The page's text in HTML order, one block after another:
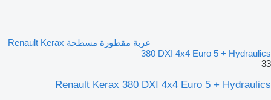
عربة مقطورة مسطحة Renault Kerax
380 DXI 4x4 Euro 5 + Hydraulics
33
Renault Kerax 380 DXI 4x4 Euro 5 + Hydraulics